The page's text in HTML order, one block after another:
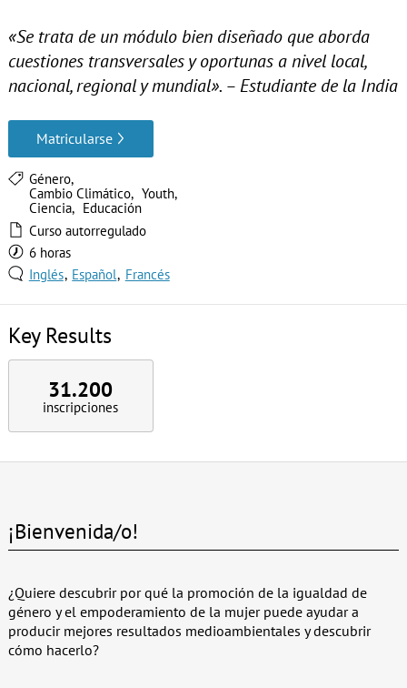
«Se trata de un módulo bien diseñado que aborda
cuestiones transversales y oportunas a nivel local,
nacional, regional y mundial». – Estudiante de la India
Matricularse
Género
Cambio Climático
Youth
Ciencia
Educación
Curso autorregulado
6 horas
Inglés Español Francés
Key Results
31.200
inscripciones
¡Bienvenida/o!
¿Quiere descubrir por qué la promoción de la igualdad de
género y el empoderamiento de la mujer puede ayudar a
producir mejores resultados medioambientales y descubrir
cómo hacerlo?